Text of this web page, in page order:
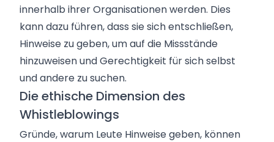
innerhalb ihrer Organisationen werden. Dies
kann dazu führen, dass sie sich entschließen,
Hinweise zu geben, um auf die Missstände
hinzuweisen und Gerechtigkeit für sich selbst
und andere zu suchen.
Die ethische Dimension des
Whistleblowings
Gründe, warum Leute Hinweise geben, können